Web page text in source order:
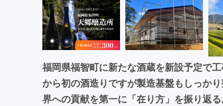
福岡県福智町に新たな酒蔵を新設予定で
から初の酒造りですが製造基盤もしっか
界への貢献を第一に「在り方」を振り返